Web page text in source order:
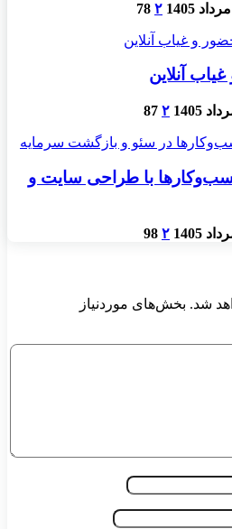
۲ 78
آنلاین
۲ 87
با طراحی سایت و
۲ 98
شد. بخش‌های موردنیاز